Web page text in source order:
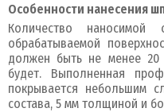
Особенности нанесения
Количество наносимой
обрабатываемой
должен быть не менее 20
будет. Выполненная
покрывается небольшим
состава, 5 мм толщиной и